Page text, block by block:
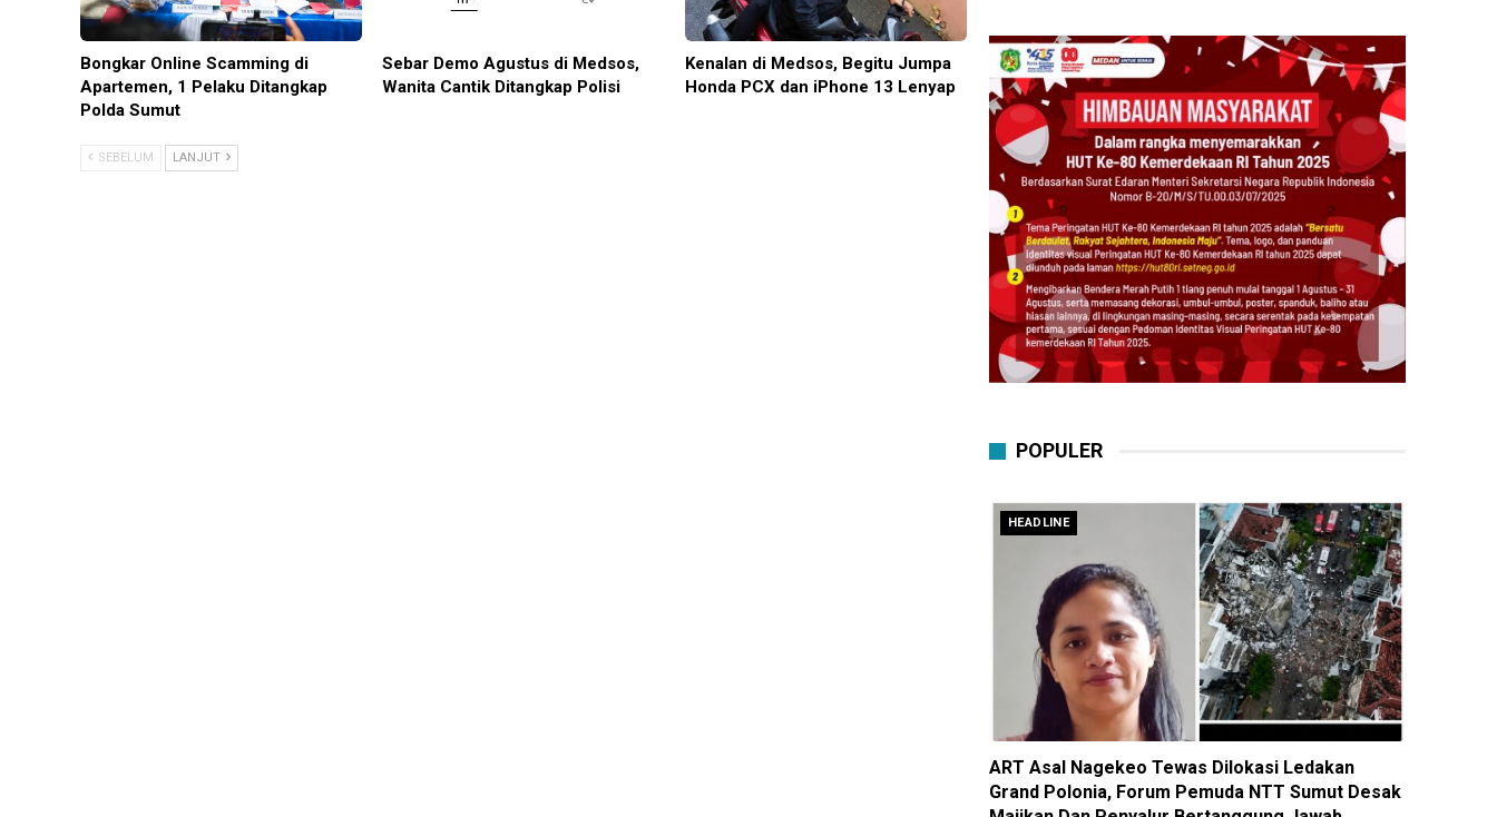
Bongkar Online Scamming di
Apartemen, 1 Pelaku Ditangkap
Polda Sumut
Sebar Demo Agustus di Medsos,
Wanita Cantik Ditangkap Polisi
Kenalan di Medsos, Begitu Jumpa
Honda PCX dan iPhone 13 Lenyap
SEBELUM LANJUT
POPULER
HEADLINE
ART Asal Nagekeo Tewas Dilokasi Ledakan
Grand Polonia, Forum Pemuda NTT Sumut Desak